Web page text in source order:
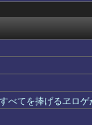
アニメ...
VER...
ディングS...
優】
下回り国内...
ｗｗｗ
べてを捧げるヱロ